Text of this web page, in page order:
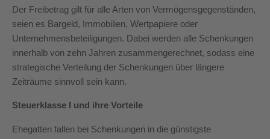
Der Freibetrag gilt für alle Arten von Vermögensgegenständen,
seien es Bargeld, Immobilien, Wertpapiere oder
Unternehmensbeteiligungen. Dabei werden alle Schenkungen
innerhalb von zehn Jahren zusammengerechnet, sodass eine
strategische Verteilung der Schenkungen über längere
Zeiträume sinnvoll sein kann.
Steuerklasse I und ihre Vorteile
Ehegatten fallen bei Schenkungen in die günstigste